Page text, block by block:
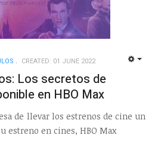
CREATED: 01 JUNE 2022
Los secretos de
en HBO Max
de llevar los estrenos de cine un
estreno en cines, HBO Max